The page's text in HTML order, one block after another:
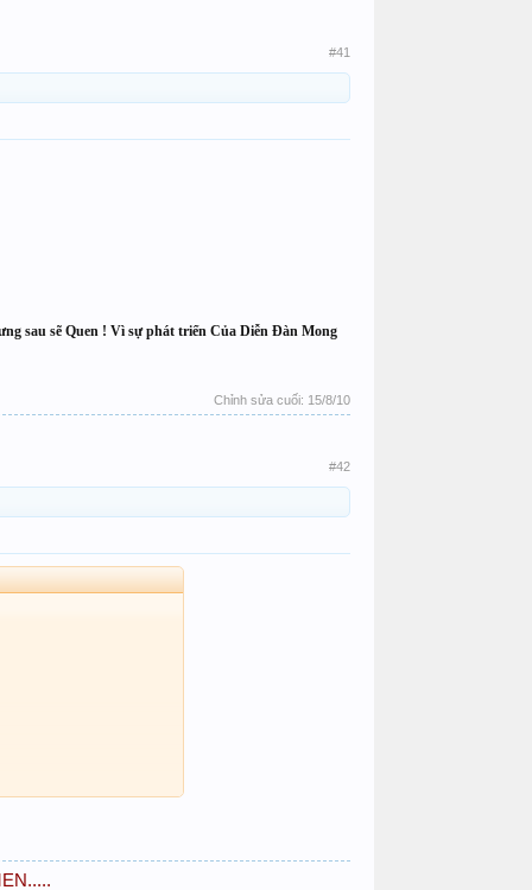
#41
sau sẽ Quen ! Vì sự phát triển Của Diễn Đàn Mong
Chỉnh sửa cuối: 15/8/10
#42